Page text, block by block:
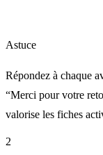
Astuce
Répondez à chaque
“Merci pour votre
valorise les fiches
2